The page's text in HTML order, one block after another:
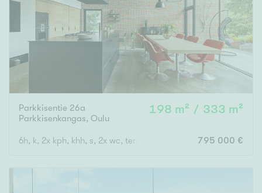
000 000 €
Asuinpinta-ala Kokonaispinta-ala
m²
Parkkisentie 26a
Parkkisenkangas, Oulu
198 m² / 333 m²
6h, k, 2x kph, khh, s, 2x wc, terassi + uima-allas795 000 €